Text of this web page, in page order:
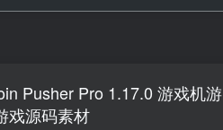
Pusher Pro 1.17.0 游戏机游
戏源码素材